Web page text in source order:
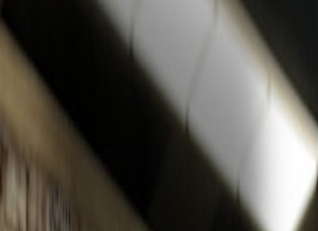
For customers,
only customers